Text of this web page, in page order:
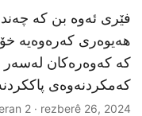
فێری ئەوە بن کە
هەیوەری کەرەوەیە
کە کەوەرەکان لەسەر
کەمکردنەوەی
rezberê 26, 2024
· 2 xulek · 397 words | Wergeran: